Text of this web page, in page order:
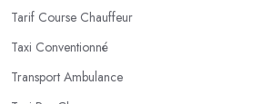
Tarif Course Chauffeur
Taxi Conventionné
Transport Ambulance